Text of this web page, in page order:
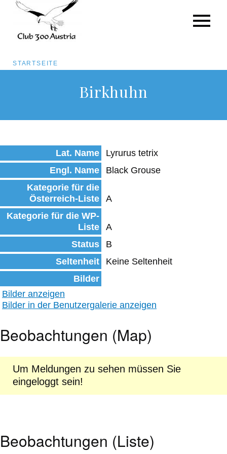
Inhalt
Pfadnavigation
STARTSEITE
Birkhuhn
Lat. Name
Lyrurus tetrix
Engl. Name
Black Grouse
Kategorie für die
Österreich-Liste
A
Kategorie für die WP-
Liste
A
Status
B
Seltenheit
Keine Seltenheit
Bilder
Bilder anzeigen
Bilder in der Benutzergalerie anzeigen
Beobachtungen (Map)
Um Meldungen zu sehen müssen Sie
eingeloggt sein!
Beobachtungen (Liste)